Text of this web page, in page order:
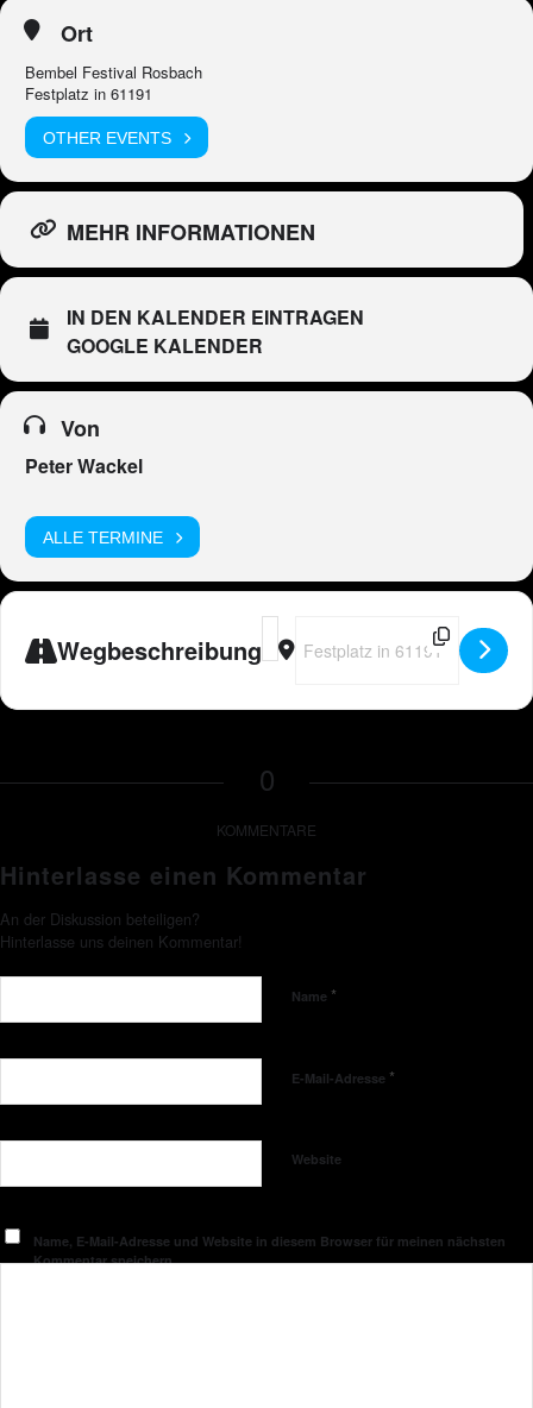
Ort
Bembel Festival Rosbach
Festplatz in 61191
OTHER EVENTS
MEHR INFORMATIONEN
IN DEN KALENDER EINTRAGEN
GOOGLE KALENDER
Von
Peter Wackel
ALLE TERMINE
Wegbeschreibung
Address - Peter Wackel LIVE in
Destination Address - Peter
0
KOMMENTARE
Hinterlasse einen Kommentar
An der Diskussion beteiligen?
Hinterlasse uns deinen Kommentar!
Name *
E-Mail-Adresse *
Website
Name, E-Mail-Adresse und Website in diesem Browser für meinen nächsten
Kommentar speichern.